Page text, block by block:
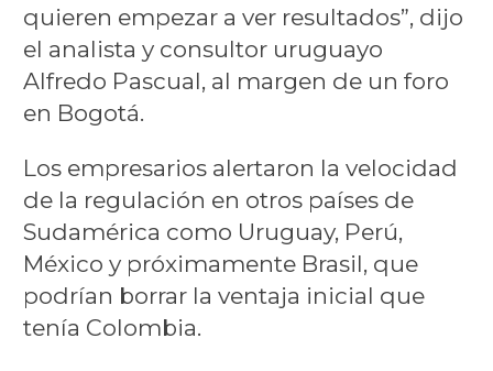
quieren empezar a ver resultados”, dijo
el analista y consultor uruguayo
Alfredo Pascual, al margen de un foro
en Bogotá.
Los empresarios alertaron la velocidad
de la regulación en otros países de
Sudamérica como Uruguay, Perú,
México y próximamente Brasil, que
podrían borrar la ventaja inicial que
tenía Colombia.